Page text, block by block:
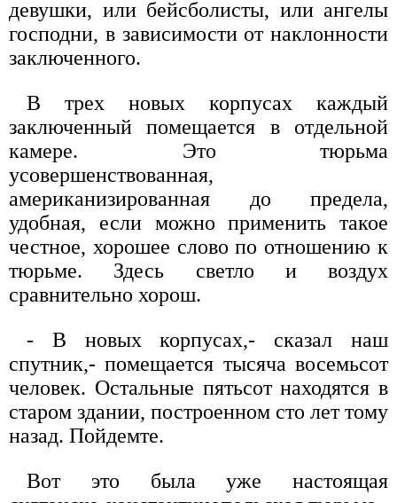
девушки, или бейсболисты, или ангелы
господни, в зависимости от наклонности
заключенного.
В трех новых корпусах каждый
заключенный помещается в отдельной
камере. Это тюрьма
усовершенствованная,
американизированная до предела,
удобная, если можно применить такое
честное, хорошее слово по отношению к
тюрьме. Здесь светло и воздух
сравнительно хорош.
- В новых корпусах,- сказал наш
спутник,- помещается тысяча восемьсот
человек. Остальные пятьсот находятся в
старом здании, построенном сто лет тому
назад. Пойдемте.
Вот это была уже настоящая